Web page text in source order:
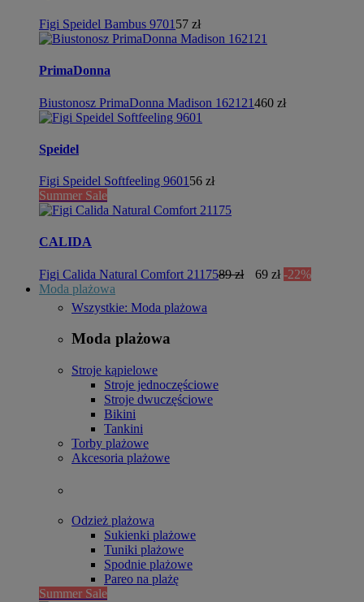
Figi Speidel Bambus 9701 57 zł
PrimaDonna
Biustonosz PrimaDonna Madison 162121460 zł
Speidel
Figi Speidel Softfeeling 9601 56 zł
Summer Sale
CALIDA
Figi Calida Natural Comfort 2117589 zł 69 zł -22%
Moda plażowa
Wszystkie: Moda plażowa
Moda plażowa
Stroje kąpielowe
Stroje jednoczęściowe
Stroje dwuczęściowe
Bikini
Tankini
Torby plażowe
Akcesoria plażowe
Odzież plażowa
Sukienki plażowe
Tuniki plażowe
Spodnie plażowe
Pareo na plażę
Summer Sale